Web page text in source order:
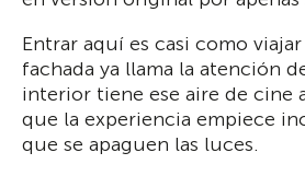
Entrar aquí es casi como
fachada ya llama la atención
interior tiene ese aire de cine
que la experiencia empiece
que se apaguen las luces.